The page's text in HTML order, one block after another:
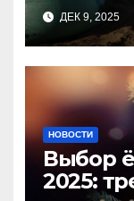
ДЕК 9, 2025
НОВОСТИ
Выбор
2025: